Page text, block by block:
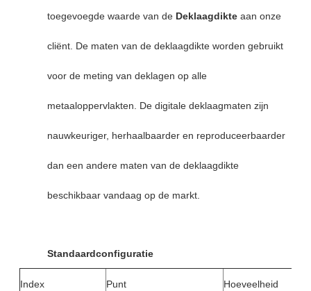
toegevoegde waarde van de Deklaagdikteaan onze
cliënt. De maten van de deklaagdikte worden gebruikt
voor de meting van deklagen op alle
metaaloppervlakten. De digitale deklaagmaten zijn
nauwkeuriger, herhaalbaarder en reproduceerbaarder
dan een andere maten van de deklaagdikte
beschikbaar vandaag op de markt.
Standaardconfiguratie
Index Punt Hoeveelheid